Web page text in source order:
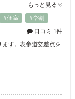
もっと見る
#個室
#学割
口コミ 1件
ます。表参道交差点を